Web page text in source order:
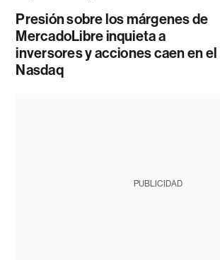
Presión sobre los márgenes de
MercadoLibre inquieta a
inversores y acciones caen en el
Nasdaq
PUBLICIDAD